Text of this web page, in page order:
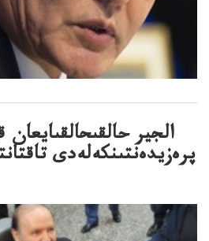
الجير حالقىحالقىايعان
پرەزيدەنتىنكەلەدى